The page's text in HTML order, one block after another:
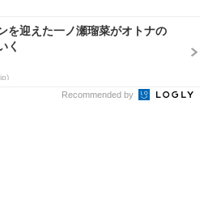
を迎えた一ノ瀬瑠菜がオトナの
く
Recommended by